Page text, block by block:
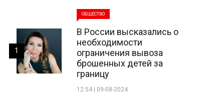
ОБЩЕСТВО
В России высказались о
необходимости
ограничения вывоза
брошенных детей за
границу
12:54 | 09-08-2024
1